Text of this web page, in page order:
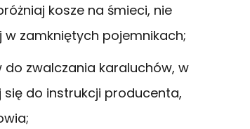
kosze na śmieci, nie
zamkniętych pojemnikach;
zwalczania karaluchów, w
się do instrukcji producenta,